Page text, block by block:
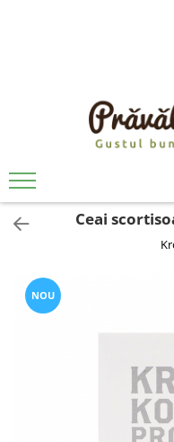
ULEIURI ȘI UNTURI
MĂSLINE
NUCI ȘI SEMINȚE
FRUCTE DESHIDRATATE
ÎNDULCITORI NATURALI /
OȚETURI ȘI SOSURI
SOSURI
BĂUTURI / LAPTE VEGETAL
CREME ȘI PASTE
Ceai
NOU